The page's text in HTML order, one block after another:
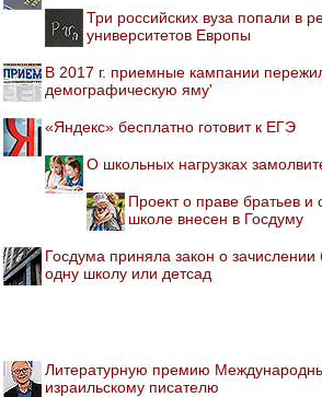
Три российских вуза попали в
университетов Европы
В 2017 г. приемные кампании
демографическую яму'
«Яндекс» бесплатно готовит к ЕГЭ
О школьных нагрузках
Проект о праве братьев и
школе внесен в Госдуму
Госдума приняла закон о зачислении
одну школу или детсад
Литературную премию
израильскому писателю